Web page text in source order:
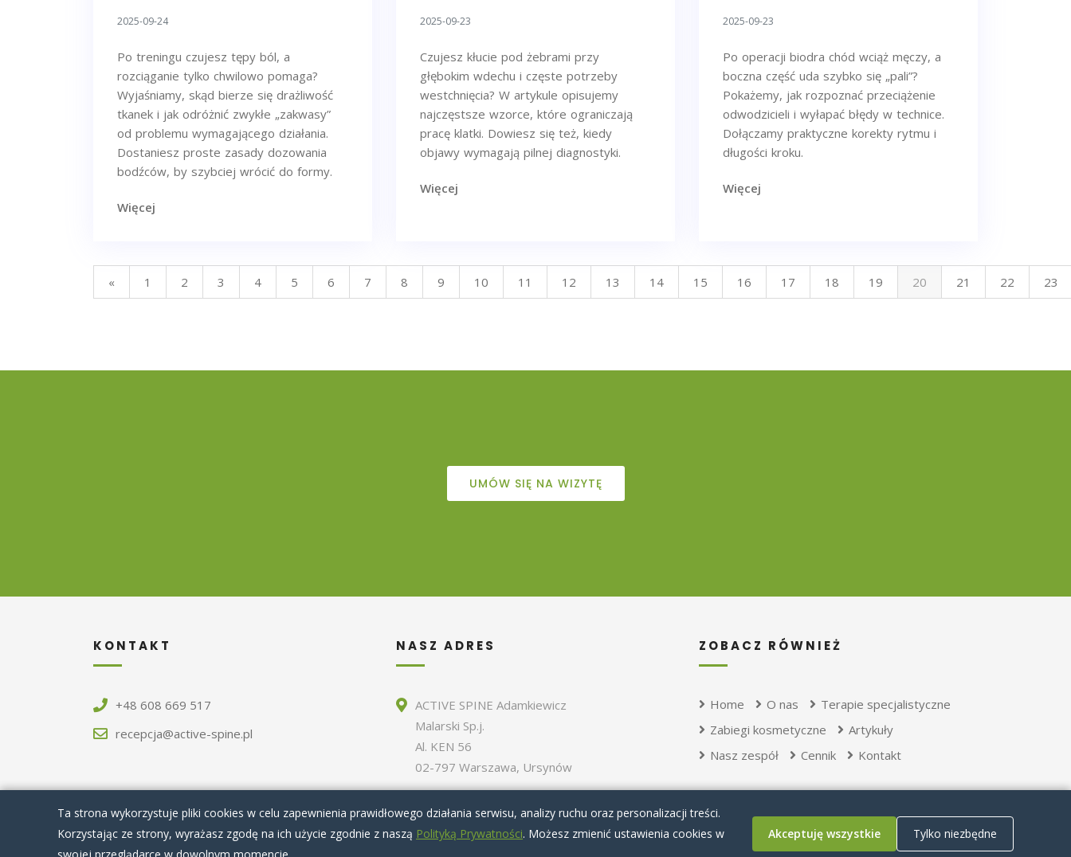
2025-09-24
Po treningu czujesz tępy ból, a
rozciąganie tylko chwilowo pomaga?
Wyjaśniamy, skąd bierze się drażliwość
tkanek i jak odróżnić zwykłe „zakwasy”
od problemu wymagającego działania.
Dostaniesz proste zasady dozowania
bodźców, by szybciej wrócić do formy.
Więcej
2025-09-23
Czujesz kłucie pod żebrami przy
głębokim wdechu i częste potrzeby
westchnięcia? W artykule opisujemy
najczęstsze wzorce, które ograniczają
pracę klatki. Dowiesz się też, kiedy
objawy wymagają pilnej diagnostyki.
Więcej
2025-09-23
Po operacji biodra chód wciąż męczy, a
boczna część uda szybko się „pali”?
Pokażemy, jak rozpoznać przeciążenie
odwodzicieli i wyłapać błędy w technice.
Dołączamy praktyczne korekty rytmu i
długości kroku.
Więcej
« 1 2 3 4 5 6 7 8 9 10 11 12 13 14 15 16 17 18 19 20 21 22 23
UMÓW SIĘ NA WIZYTĘ
KONTAKT
+48 608 669 517
recepcja@active-spine.pl
NASZ ADRES
ACTIVE SPINE Adamkiewicz
Malarski Sp.j.
Al. KEN 56
02-797 Warszawa, Ursynów
ZOBACZ RÓWNIEŻ
Home O nas
Terapie specjalistyczne
Zabiegi kosmetyczne
Artykuły
Nasz zespół
Cennik Kontakt
© 2020 Active Spine| Regulaminy
Ta strona wykorzystuje pliki cookies w celu zapewnienia prawidłowego działania serwisu, analizy ruchu oraz personalizacji treści.
Korzystając ze strony, wyrażasz zgodę na ich użycie zgodnie z naszą Polityką Prywatności. Możesz zmienić ustawienia cookies w
Akceptuję wszystkie Tylko niezbędne